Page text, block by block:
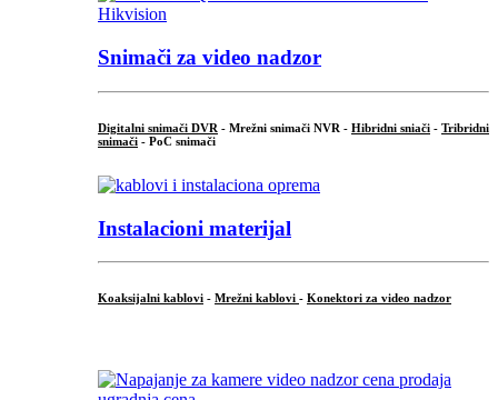
Snimači za video nadzor
Digitalni snimači DVR - Mrežni snimači NVR - Hibridni sniači - Tribridni
snimači - PoC snimači
Instalacioni materijal
Koaksijalni kablovi - Mrežni kablovi - Konektori za video nadzor